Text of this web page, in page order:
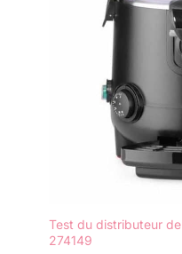
Test du distributeur
274149